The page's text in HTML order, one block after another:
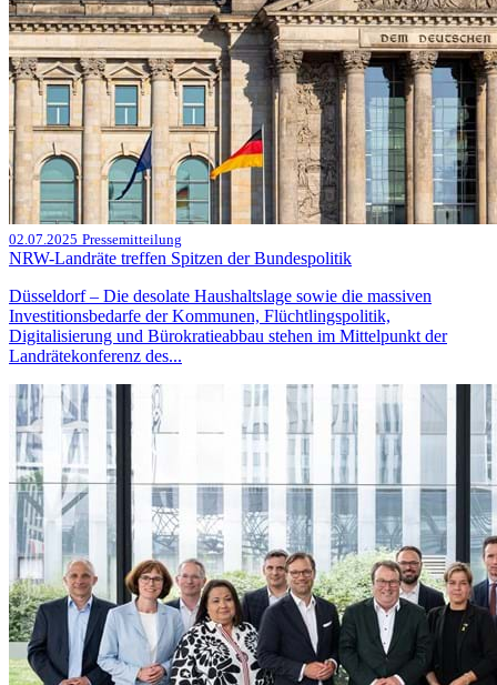
02.07.2025 Pressemitteilung
NRW-Landräte treffen Spitzen der Bundespolitik
Düsseldorf – Die desolate Haushaltslage sowie die massiven
Investitionsbedarfe der Kommunen, Flüchtlingspolitik,
Digitalisierung und Bürokratieabbau stehen im Mittelpunkt der
Landrätekonferenz des...